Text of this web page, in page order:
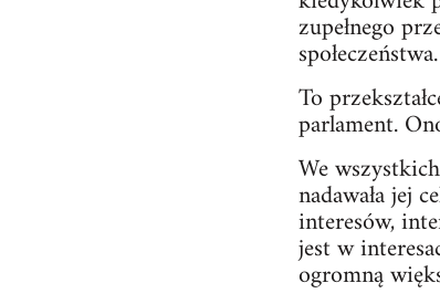
zupełnego
społeczeństwa.
To
parlament.
We
nadawała jej
interesów,
jest w
ogromną